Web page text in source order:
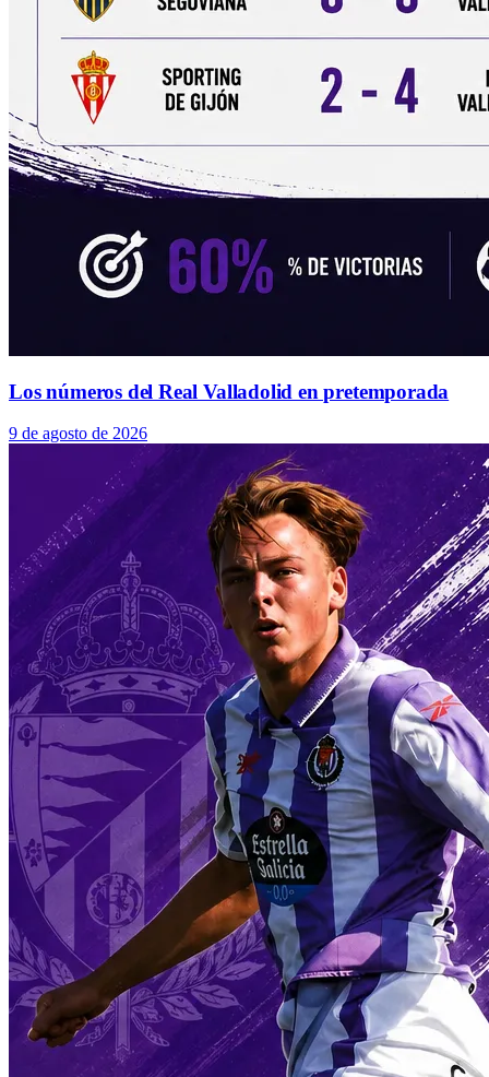
Los números del Real Valladolid en pretemporada
9 de agosto de 2026